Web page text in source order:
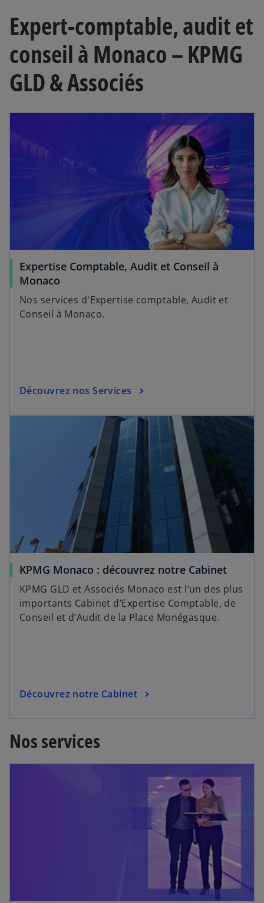
Expert-comptable, audit et
conseil à Monaco – KPMG
GLD & Associés
Expertise Comptable, Audit et Conseil à
Monaco
Nos services d'Expertise comptable, Audit et
Conseil à Monaco.
Découvrez nos Services
KPMG Monaco : découvrez notre Cabinet
KPMG GLD et Associés Monaco est l’un des plus
importants Cabinet d’Expertise Comptable, de
Conseil et d’Audit de la Place Monégasque.
Découvrez notre Cabinet
Nos services